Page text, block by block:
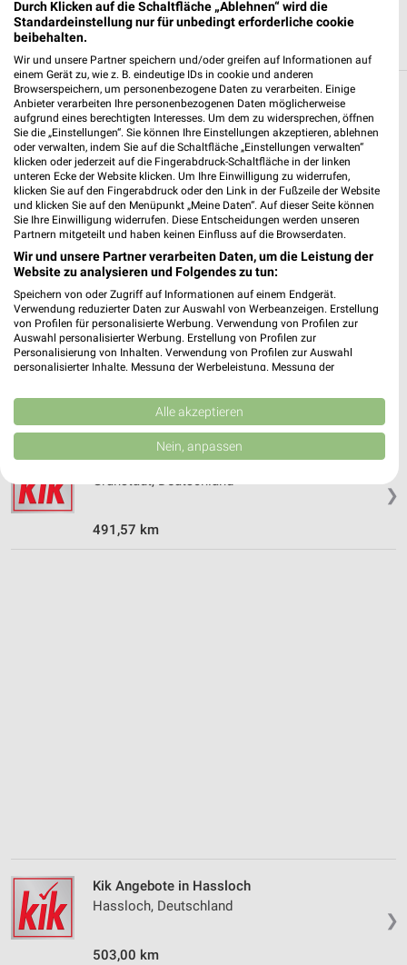
Weitere Kik Geschäfte mit Angeboten in und
um Bad Dürkheim
5 Geschäfte und Orte
Kik Angebote in Maxdorf
Maxdorf, Deutschland
491,72 km
Kik Angebote in Dannstadt-Schauernheim
Dannstadt-Schauernheim, Deutschland
494,42 km
❯
Kik Angebote in Grünstadt
Grünstadt, Deutschland
491,57 km
❯
Kik Angebote in Hassloch
Hassloch, Deutschland
503,00 km
Durch Klicken auf die Schaltfläche „Ablehnen“ wird die
Standardeinstellung nur für unbedingt erforderliche cookie
beibehalten.
Wir und unsere Partner speichern und/oder greifen auf Informationen auf
einem Gerät zu, wie z. B. eindeutige IDs in cookie und anderen
Browserspeichern, um personenbezogene Daten zu verarbeiten. Einige
Anbieter verarbeiten Ihre personenbezogenen Daten möglicherweise
aufgrund eines berechtigten Interesses. Um dem zu widersprechen, öffnen
Sie die „Einstellungen“. Sie können Ihre Einstellungen akzeptieren, ablehnen
oder verwalten, indem Sie auf die Schaltfläche „Einstellungen verwalten“
klicken oder jederzeit auf die Fingerabdruck-Schaltfläche in der linken
unteren Ecke der Website klicken. Um Ihre Einwilligung zu widerrufen,
klicken Sie auf den Fingerabdruck oder den Link in der Fußzeile der Website
und klicken Sie auf den Menüpunkt „Meine Daten“. Auf dieser Seite können
Sie Ihre Einwilligung widerrufen. Diese Entscheidungen werden unseren
Partnern mitgeteilt und haben keinen Einfluss auf die Browserdaten.
Wir und unsere Partner verarbeiten Daten, um die Leistung der
Website zu analysieren und Folgendes zu tun:
Speichern von oder Zugriff auf Informationen auf einem Endgerät.
Verwendung reduzierter Daten zur Auswahl von Werbeanzeigen. Erstellung
von Profilen für personalisierte Werbung. Verwendung von Profilen zur
Auswahl personalisierter Werbung. Erstellung von Profilen zur
Personalisierung von Inhalten. Verwendung von Profilen zur Auswahl
personalisierter Inhalte. Messung der Werbeleistung. Messung der
Kombinationen von Daten aus verschiedenen Quellen. Entwicklung und
Verbesserung der Angebote. Verwendung reduzierter Daten zur Auswahl
von Inhalten.
Daten können außerhalb der Europäischen Union weitergegeben und in die
USA gesendet werden.
Website/App.
Partnerliste anzeigen (1 IAB-Anbieter)
Wir nutzen Ihre Daten für folgende Zwecke:
Messung der Werbeleistung
Messung der Performance von Inhalten
Alle akzeptieren
Nein, anpassen